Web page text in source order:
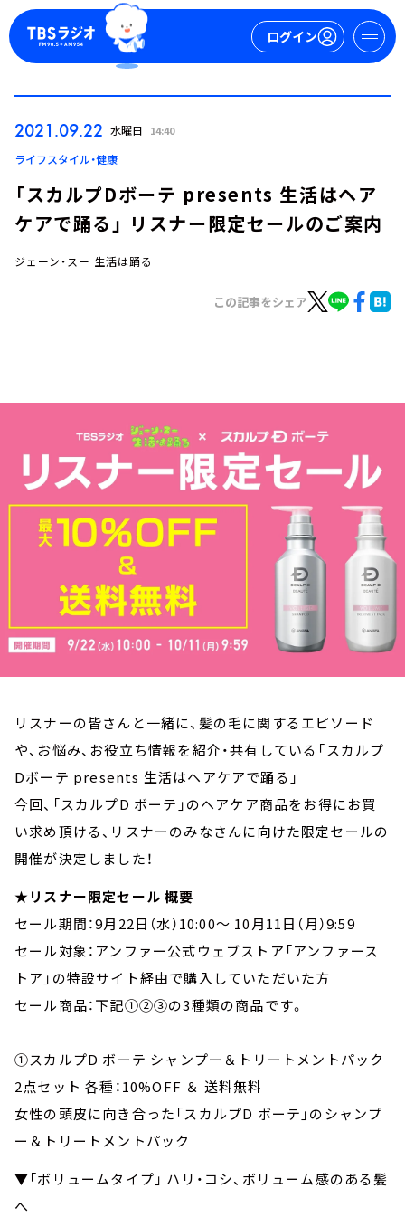
ログイン
ログイン
イベント・グッズ
YouTube
会社情報
2021.09.22 水曜日 14:40
ライフスタイル・健康
「スカルプDボーテ presents 生活はヘア
ケアで踊る」 リスナー限定セールのご案内
ジェーン・スー 生活は踊る
この記事をシェア
リスナーの皆さんと一緒に、髪の毛に関するエピソード
や、お悩み、お役立ち情報を紹介・共有している「スカルプ
Dボーテ presents 生活はヘアケアで踊る」
今回、「スカルプD ボーテ」のヘアケア商品をお得にお買
い求め頂ける、 リスナーのみなさんに向けた限定セールの
開催が決定しました！
★リスナー限定セール 概要
セール期間：9月22日（水）10:00～ 10月11日（月）9:59
セール対象：アンファー公式ウェブストア「アンファース
トア」の特設サイト経由で購入していただいた方
セール商品：下記①②③の3種類の商品です。
①スカルプD ボーテ シャンプー＆トリートメントパック
2点セット 各種：10%OFF ＆ 送料無料
女性の頭皮に向き合った「スカルプD ボーテ」のシャンプ
ー＆トリートメントパック
▼「ボリュームタイプ」 ハリ・コシ、ボリューム感のある髪
へ